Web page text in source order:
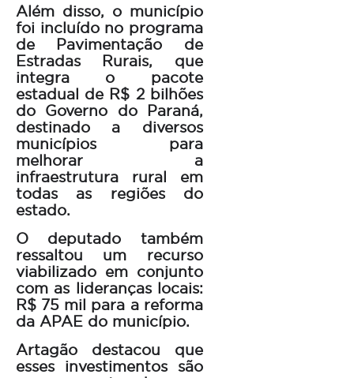
Além disso, o município
foi incluído no programa
de Pavimentação de
Estradas Rurais, que
integra o pacote
estadual de R$ 2 bilhões
do Governo do Paraná,
destinado a diversos
municípios para
melhorar a
infraestrutura rural em
todas as regiões do
estado.
O deputado também
ressaltou um recurso
viabilizado em conjunto
com as lideranças locais:
R$ 75 mil para a reforma
da APAE do município.
Artagão destacou que
esses investimentos são